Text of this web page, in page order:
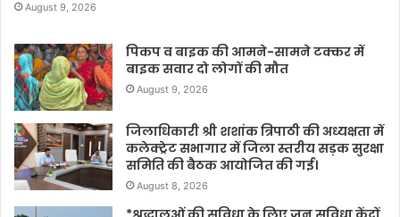
August 9, 2026
पिकप व बाइक की आमने-सामने टक्कर में
बाइक सवार दो लोगों की मौत
August 9, 2026
जिलाधिकारी श्री शशांक त्रिपाठी की अध्यक्षता में
कलेक्ट्रेट सभागार में जिला स्तरीय सड़क सुरक्षा
समिति की बैठक आयोजित की गई।
August 8, 2026